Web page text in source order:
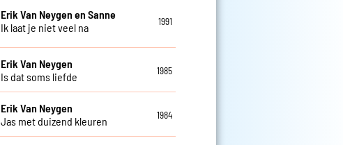
Erik Van Neygen en Sanne
Ik laat je niet veel na
1991
Erik Van Neygen
Is dat soms liefde
1985
Erik Van Neygen
Jas met duizend kleuren
1984